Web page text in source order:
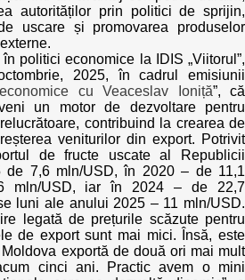
locale
autorităților prin politici de sprijin,
uscare și promovarea produselor
politici economice la IDIS „Viitorul”,
2025, în cadrul emisiunii
cu Veaceslav Ioniță”, că
un motor de dezvoltare pentru
contribuind la crearea de
veniturilor din export. Potrivit
de fructe uscate al Republicii
de 7,6 mln/USD, în 2020 – de 11,1
mln/USD, iar în 2024 – de 22,7
luni ale anului 2025 – 11 mln/USD.
legată de prețurile scăzute pentru
de export sunt mai mici. Însă, este
exportă de două ori mai mult
cinci ani. Practic avem o mini